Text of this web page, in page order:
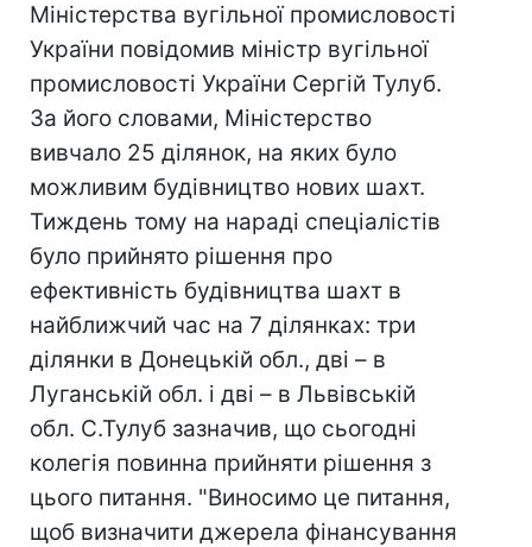
Міністерства вугільної промисловості
України повідомив міністр вугільної
промисловості України Сергій Тулуб.
За його словами, Міністерство
вивчало 25 ділянок, на яких було
можливим будівництво нових шахт.
Тиждень тому на нараді спеціалістів
було прийнято рішення про
ефективність будівництва шахт в
найближчий час на 7 ділянках: три
ділянки в Донецькій обл., дві – в
Луганській обл. і дві – в Львівській
обл. С.Тулуб зазначив, що сьогодні
колегія повинна прийняти рішення з
цього питання. "Виносимо це питання,
щоб визначити джерела фінансування